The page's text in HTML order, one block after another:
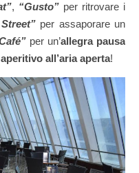
, “Gusto” per ritrovare i
per assaporare un
per un’allegra pausa
aperitivo all’aria aperta!